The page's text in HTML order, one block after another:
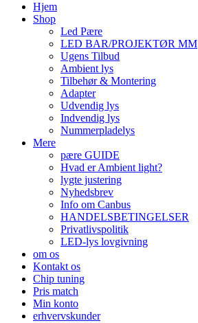
Hjem
Shop
Led Pære
LED BAR/PROJEKTØR MM
Ugens Tilbud
Ambient lys
Tilbehør & Montering
Adapter
Udvendig lys
Indvendig lys
Nummerpladelys
Mere
pære GUIDE
Hvad er Ambient light?
lygte justering
Nyhedsbrev
Info om Canbus
HANDELSBETINGELSER
Privatlivspolitik
LED-lys lovgivning
om os
Kontakt os
Chip tuning
Pris match
Min konto
erhvervskunder